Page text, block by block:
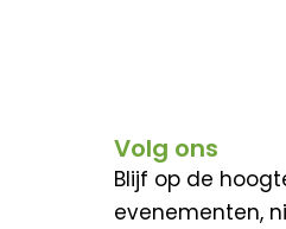
Volg ons
Blijf op de
evenementen,